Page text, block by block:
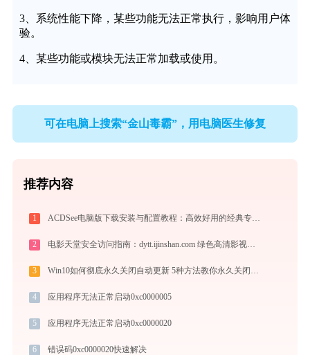
3、系统性能下降，某些功能无法正常执行，影响用户体
验。
4、某些功能或模块无法正常加载或使用。
可在电脑上搜索“金山毒霸”，用电脑医生修复
推荐内容
1 ACDSee电脑版下载安装与配置教程：高效好用的经典专业看图与图像管理工具
2 电影天堂安全访问指南：dytt.ijinshan.com 绿色高清影视资源获取秘籍
3 Win10如何彻底永久关闭自动更新 5种方法教你永久关闭win10自动更新
4 应用程序无法正常启动0xc0000005
5 应用程序无法正常启动0xc0000020
6 错误码0xc0000020快速解决